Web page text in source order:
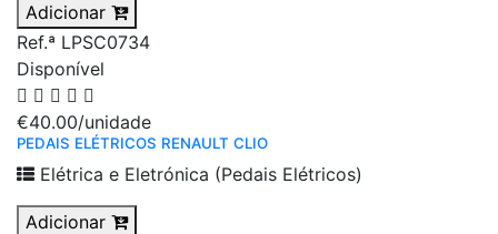
Adicionar
Ref.ª LPSC0734
Disponível
€40.00/unidade
PEDAIS ELÉTRICOS RENAULT CLIO
Elétrica e Eletrónica (Pedais Elétricos)
Adicionar